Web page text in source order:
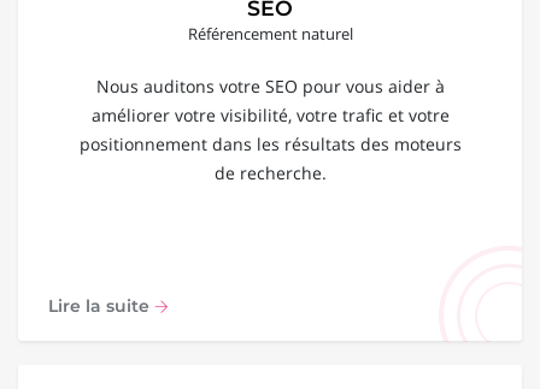
SEO
Référencement naturel
Nous auditons votre SEO pour vous aider à
améliorer votre visibilité, votre trafic et votre
positionnement dans les résultats des moteurs
de recherche.
Lire la suite